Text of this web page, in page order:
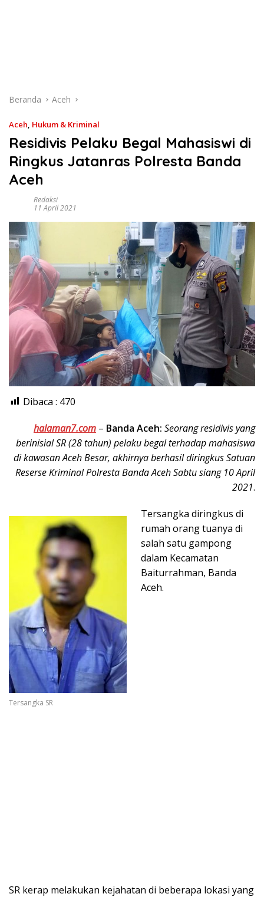
Beranda Aceh
Aceh, Hukum & Kriminal
Residivis Pelaku Begal Mahasiswi di
Ringkus Jatanras Polresta Banda
Aceh
Redaksi
11 April 2021
Dibaca : 470
halaman7.com – Banda Aceh: Seorang residivis yang
berinisial SR (28 tahun) pelaku begal terhadap mahasiswa
di kawasan Aceh Besar, akhirnya berhasil diringkus Satuan
Reserse Kriminal Polresta Banda Aceh Sabtu siang 10 April
2021.
Tersangka SR
Tersangka diringkus di
rumah orang tuanya di
salah satu gampong
dalam Kecamatan
Baiturrahman, Banda
Aceh.
SR kerap melakukan kejahatan di beberapa lokasi yang